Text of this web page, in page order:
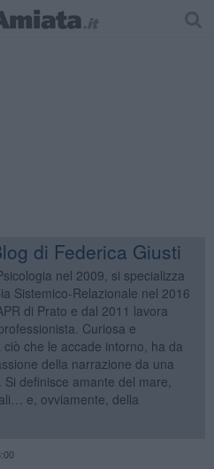
di Federica Giusti
nel 2009, si specializza
Sistemico-Relazionale nel 2016
di Prato e dal 2011 lavora
Curiosa e
ciò che le accade intorno, ha da
della narrazione da una
definisce amante del mare,
e, ovviamente, della